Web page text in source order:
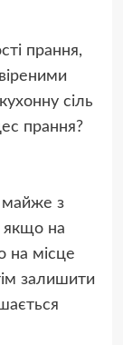
прання,
сіль
прання?
майже з
якщо на
на місце
залишити